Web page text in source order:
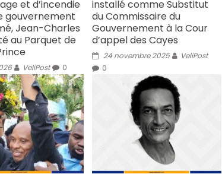
et d’incendie
gouvernement
Jean-Charles
au Parquet de
VeliPost 0
installé comme Substitut
du Commissaire du
Gouvernement à la Cour
d’appel des Cayes
24 novembre 2025
VeliPost
0